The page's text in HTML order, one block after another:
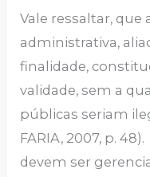
Vale ressaltar, que
administrativa,
finalidade,
validade, sem a
públicas seriam
FARIA, 2007, p.
devem ser